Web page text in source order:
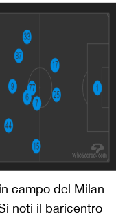
campo del Milan
noti il baricentro